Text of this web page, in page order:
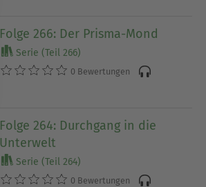
Folge 266: Der Prisma-Mond
Serie (Teil 266)
0 Bewertungen
Folge 264: Durchgang in die
Unterwelt
Serie (Teil 264)
0 Bewertungen